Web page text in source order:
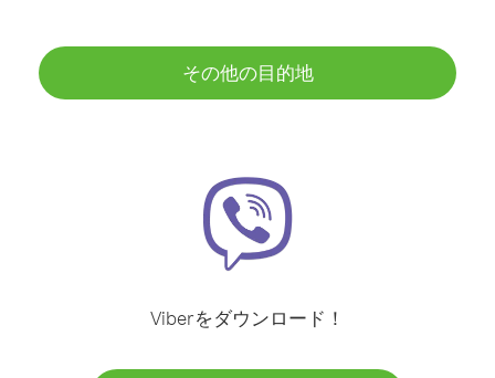
その他の目的地
Viberをダウンロード！